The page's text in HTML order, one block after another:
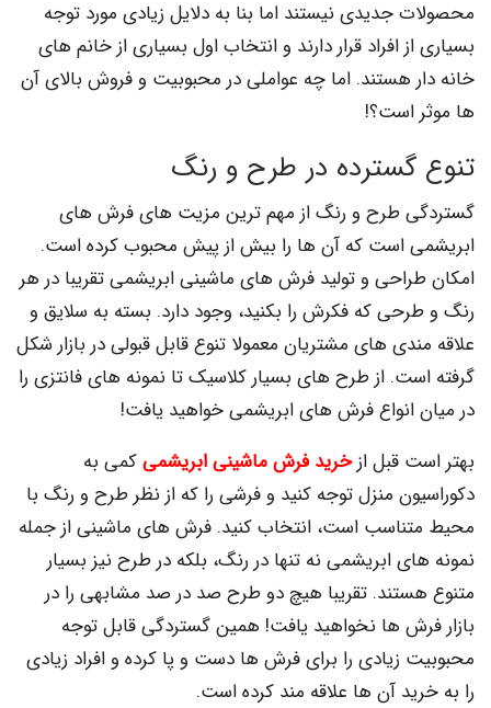
محصولات جدیدی نیستند اما بنا به دلایل زیادی مورد توجه
بسیاری از افراد قرار دارند و انتخاب اول بسیاری از خانم های
خانه دار هستند. اما چه عواملی در محبوبیت و فروش بالای آن
ها موثر است؟!
تنوع گسترده در طرح و رنگ
گستردگی طرح و رنگ از مهم ترین مزیت های فرش های
ابریشمی است که آن­ ها را بیش از پیش محبوب کرده است.
امکان طراحی و تولید فرش های ماشینی ابریشمی تقریبا در هر
رنگ و طرحی که فکرش را بکنید، وجود دارد. بسته به سلایق و
علاقه مندی های مشتریان معمولا تنوع قابل قبولی در بازار شکل
گرفته است. از طرح های بسیار کلاسیک تا نمونه های فانتزی را
در میان انواع فرش های ابریشمی خواهید یافت!
بهتر است قبل ازخرید فرش ماشینی ابریشمیکمی به
دکوراسیون منزل توجه کنید و فرشی را که از نظر طرح و رنگ با
محیط متناسب است، انتخاب کنید. فرش های ماشینی از جمله
نمونه های ابریشمی نه تنها در رنگ، بلکه در طرح نیز بسیار
متنوع هستند. تقریبا هیچ دو طرح صد در صد مشابهی را در
بازار فرش ها نخواهید یافت! همین گستردگی قابل توجه
محبوبیت زیادی را برای فرش ها دست و پا کرده و افراد زیادی
را به خرید آن ها علاقه مند کرده است.